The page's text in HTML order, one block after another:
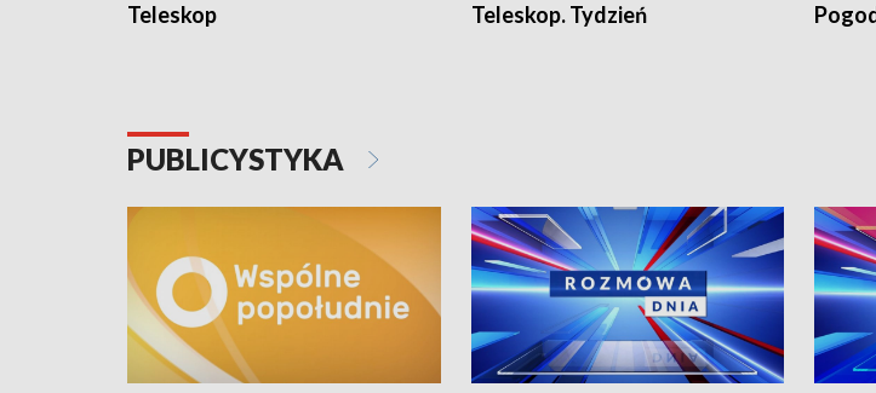
Teleskop Teleskop. Tydzień
PUBLICYSTYKA